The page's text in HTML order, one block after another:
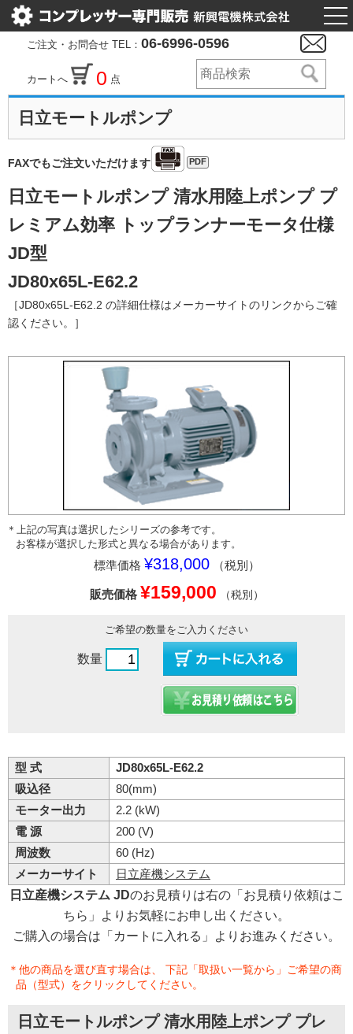
ご注文・お問合せ TEL： 06-6996-0596
カートへ 0 点
日立モートルポンプ
FAXでもご注文いただけます PDF
日立モートルポンプ 清水用陸上ポンプ プ
レミアム効率 トップランナーモータ仕様
JD型
JD80x65L-E62.2
［JD80x65L-E62.2 の詳細仕様はメーカーサイトのリンクからご確
認ください。］
＊上記の写真は選択したシリーズの参考です。
お客様が選択した形式と異なる場合があります。
標準価格 ¥318,000 （税別）
販売価格 ¥159,000 （税別）
ご希望の数量をご入力ください
数量
型 式
JD80x65L-E62.2
吸込径
80(mm)
モーター出力
2.2 (kW)
電 源
200 (V)
周波数
60 (Hz)
メーカーサイト
日立産機システム
日立産機システム JDのお見積りは右の「お見積り依頼はこ
ちら」よりお気軽にお申し出ください。
ご購入の場合は「カートに入れる」よりお進みください。
＊他の商品を選び直す場合は、 下記「取扱い一覧から」ご希望の商
品（型式）をクリックしてください。
日立モートルポンプ 清水用陸上ポンプ プレ